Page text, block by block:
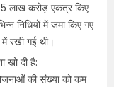
लाख करोड़ एकत्र किए
निधियों में जमा किए गए
रखी गई थी।
खो दी है:
की संख्या को कम